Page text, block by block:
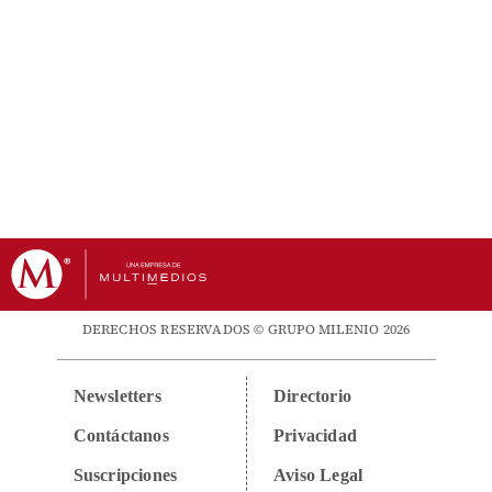
DERECHOS RESERVADOS © GRUPO MILENIO 2026
Newsletters
Contáctanos
Suscripciones
Directorio
Privacidad
Aviso Legal